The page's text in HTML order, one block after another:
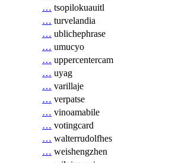
… tsopilokuauitl
… turvelandia
… ublichephrase
… umucyo
… uppercentercam
… uyag
… varillaje
… verpatse
… vinoamabile
… votingcard
… walterrudolfhes
… weishengzhen